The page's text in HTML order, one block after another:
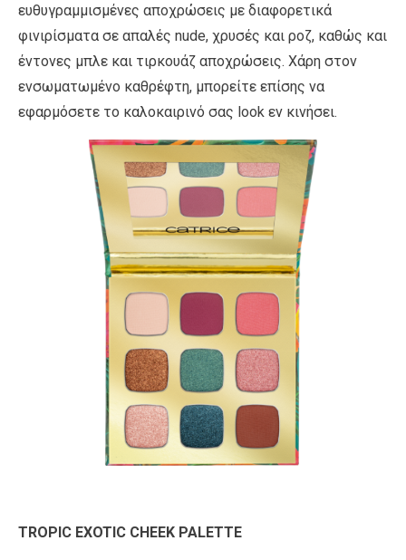
ευθυγραμμισμένες αποχρώσεις με διαφορετικά
φινιρίσματα σε απαλές nude, χρυσές και ροζ, καθώς και
έντονες μπλε και τιρκουάζ αποχρώσεις. Χάρη στον
ενσωματωμένο καθρέφτη, μπορείτε επίσης να
εφαρμόσετε το καλοκαιρινό σας look εν κινήσει.
TROPIC EXOTIC CHEEK PALETTE